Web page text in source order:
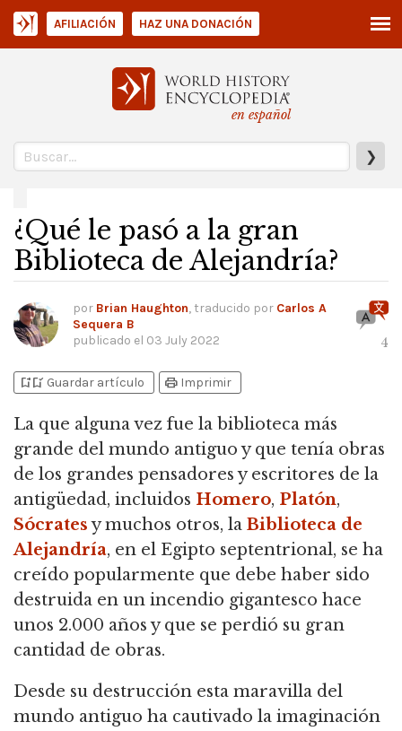
en español
❯
AFILIACIÓN HAZ UNA DONACIÓN
¿Qué le pasó a la gran
Biblioteca de Alejandría?
por Brian Haughton, traducido por Carlos A
Sequera B
publicado el 03 July 2022 4
bookmark_addbookmark_added Guardar artículo print Imprimir
La que alguna vez fue la biblioteca más
grande del mundo antiguo y que tenía obras
de los grandes pensadores y escritores de la
antigüedad, incluidos Homero, Platón,
Sócratesy muchos otros, la Biblioteca de
Alejandría, en el Egipto septentrional, se ha
creído popularmente que debe haber sido
destruida en un incendio gigantesco hace
unos 2.000 años y que se perdió su gran
cantidad de obras.
Desde su destrucción esta maravilla del
mundo antiguo ha cautivado la imaginación